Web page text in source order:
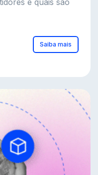
e quais são
Saiba mais